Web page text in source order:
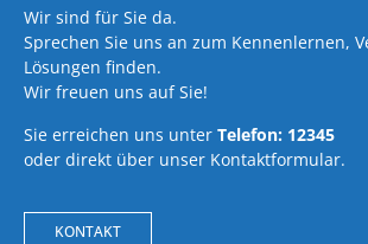
Wir sind für Sie da.
Sprechen Sie uns an zum Kennenlernen,
Lösungen finden.
Wir freuen uns auf Sie!
Sie erreichen uns unter Telefon: 12345
oder direkt über unser Kontaktformular.
KONTAKT